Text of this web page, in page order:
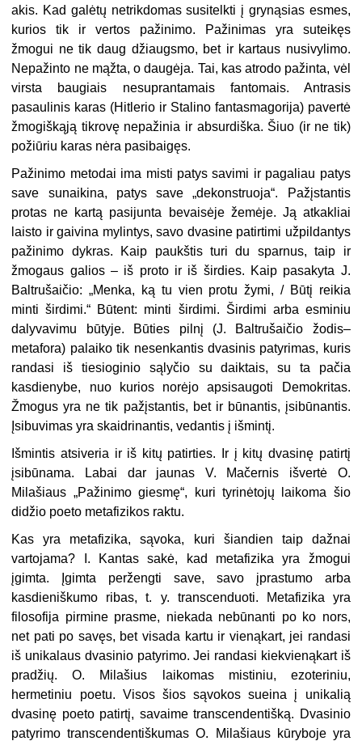
akis. Kad galėtų netrik­domas susitelkti į grynąsias esmes,
kurios tik ir vertos pažinimo. Pažinimas yra suteikęs
žmogui ne tik daug džiaugsmo, bet ir kartaus nusivylimo.
Nepažinto ne mąžta, o daugėja. Tai, kas atrodo pažinta, vėl
virsta baugiais nesuprantamais fantomais. Antrasis
pasaulinis karas (Hitlerio ir Stalino fantasmagorija) pavertė
žmogiškąją tikrovę nepažinia ir absurdiška. Šiuo (ir ne tik)
požiūriu karas nėra pasibaigęs.
Pažinimo metodai ima misti patys savimi ir pagaliau patys
save sunaikina, patys save „dekonstruoja“. Pažįstantis
protas ne kartą pasijunta bevaisėje že­mėje. Ją atkakliai
laisto ir gaivina mylintys, savo dvasine patirtimi užpildantys
pažinimo dykras. Kaip paukštis turi du sparnus, taip ir
žmogaus galios – iš proto ir iš širdies. Kaip pasakyta J.
Baltrušaičio: „Menka, ką tu vien protu žymi, / Būtį reikia
minti širdimi.“ Būtent: minti širdimi. Širdimi arba esminiu
dalyvavimu būty­je. Būties pilnį (J. Baltrušaičio žodis–
metafora) palaiko tik nesenkantis dvasinis patyrimas, kuris
randasi iš tiesioginio sąlyčio su daiktais, su ta pačia
kasdieny­be, nuo kurios norėjo apsisaugoti Demokritas.
Žmogus yra ne tik pažįstantis, bet ir būnantis, įsibūnantis.
Įsibuvimas yra skaidrinantis, vedantis į išmintį.
Išmintis atsiveria ir iš kitų patirties. Ir į kitų dvasinę patirtį
įsibūnama. Labai dar jaunas V. Mačernis išvertė O.
Milašiaus „Pažinimo giesmę“, kuri tyrinėtojų lai­koma šio
didžio poeto metafizikos raktu.
Kas yra metafizika, sąvoka, kuri šiandien taip dažnai
vartojama? I. Kantas sakė, kad metafizika yra žmogui
įgimta. Įgimta peržengti save, savo įprastumo arba
kasdieniškumo ribas, t. y. transcenduoti. Metafizika yra
filosofija pirmine prasme, niekada nebūnanti po ko nors,
net pati po savęs, bet visada kartu ir vienąkart, jei randasi
iš unikalaus dvasinio patyrimo. Jei randasi kiekvienąkart iš
pradžių. O. Milašius laikomas mistiniu, ezoteriniu,
hermetiniu poetu. Visos šios sąvokos sueina į unikalią
dvasinę poeto patirtį, savaime transcendentišką. Dva­sinio
patyrimo transcendentiškumas O. Milašiaus kūryboje yra